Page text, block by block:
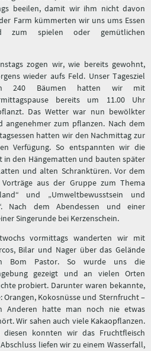
beeilen, damit wir ihm nicht davon
Farm kümmerten wir uns ums Essen
zum spielen oder gemütlichen
zogen wir, wie bereits gewohnt,
wieder aufs Feld. Unser Tagesziel
240 Bäumen hatten wir mit
bereits um 11.00 Uhr
Das Wetter war nun bewölkter
angenehmer zum pflanzen. Nach dem
hatten wir den Nachmittag zur
Verfügung. So entspannten wir die
in den Hängematten und bauten später
und alten Schranktüren. Vor dem
aus der Gruppe zum Thema
und „Umweltbewusstsein und
Nach dem Abendessen und einer
Singerunde bei Kerzenschein.
vormittags wanderten wir mit
Bilar und Nager über das Gelände
Bom Pastor. So wurde uns die
gezeigt und an vielen Orten
probiert. Darunter waren bekannte,
Orangen, Kokosnüsse und Sternfrucht –
Anderen hatte man noch nie etwas
Wir sahen auch viele Kakaopflanzen.
diesen konnten wir das Fruchtfleisch
liefen wir zu einem Wasserfall,